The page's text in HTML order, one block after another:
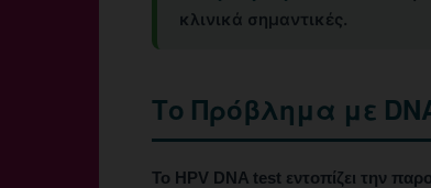
κλινικά σημαντικές.
Το Πρόβλημα με
Το HPV DNA test εντοπίζει την